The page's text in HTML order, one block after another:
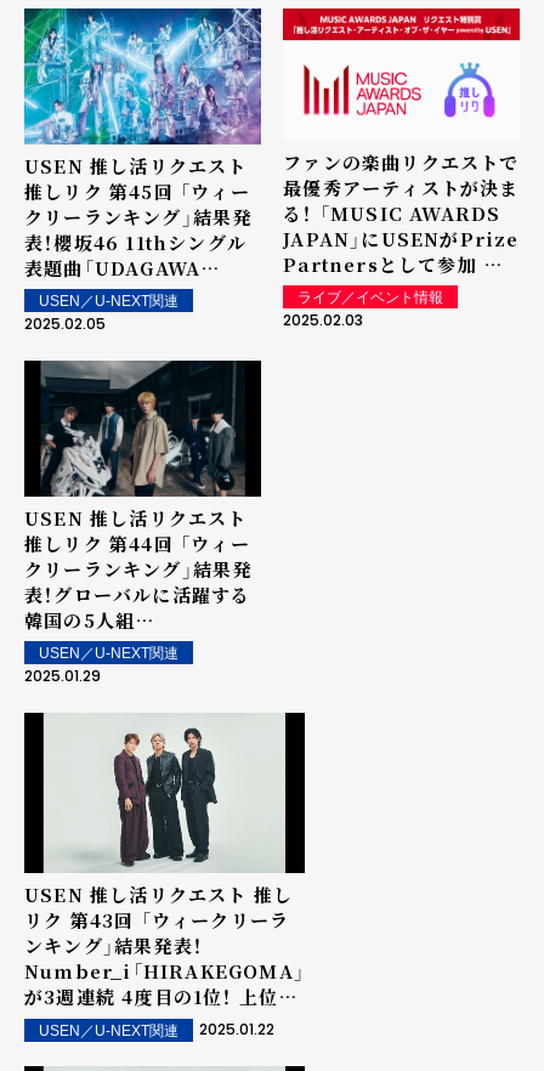
powered by USEN」で
表彰を実施！最新のアーテ
ィストランキング1-100位
を公開（2025年2月10日現
在）
USEN 推し活リクエスト
推しリク 第45回 「ウィー
クリーランキング」結果発
表！櫻坂46 11thシングル
表題曲「UDAGAWA
GENERATION」が1位を
獲得！ 上位ランクイン楽曲
USEN／U-NEXT関連
2025.02.05
ファンの楽曲リクエストで
最優秀アーティストが決ま
る！ 「MUSIC AWARDS
JAPAN」にUSENがPrize
Partnersとして参加 リ
クエスト特別賞「推し活リ
クエスト・アーティスト・
ライブ／イベント情報
2025.02.03
USEN 推し活リクエスト
推しリク 第44回 「ウィー
クリーランキング」結果発
表！グローバルに活躍する
韓国の5人組
TOMORROW X
TOGETHER「Over The
上位ランクイン楽曲は街
中・店内で配信！
USEN／U-NEXT関連
2025.01.29
USEN 推し活リクエスト 推し
リク 第43回 「ウィークリーラ
ンキング」結果発表！
Number_i「HIRAKEGOMA」
が3週連続 4度目の1位！ 上位ラ
ンクイン楽曲は街中・店内で配
信！
USEN／U-NEXT関連 2025.01.22